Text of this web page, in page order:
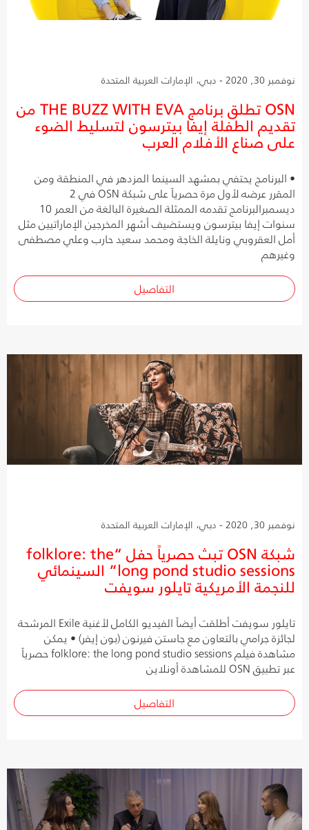
نوفمبر 30, 2020 - دبي، الإمارات العربية المتحدة
OSN تطلق برنامج THE BUZZ WITH EVA من
تقديم الطفلة إيفا بيترسون لتسليط الضوء
على صناع الأفلام العرب
• البرنامج يحتفي بمشهد السينما المزدهر في المنطقة ومن
المقرر عرضه لأول مرة حصرياً على شبكة OSN في 2
ديسمبرالبرنامج تقدمه الممثلة الصغيرة البالغة من العمر 10
سنوات إيفا بيترسون ويستضيف أشهر المخرجين الإماراتيين مثل
أمل العقروبي ونايلة الخاجة ومحمد سعيد حارب وعلي مصطفى
وغيرهم
التفاصيل
نوفمبر 30, 2020 - دبي، الإمارات العربية المتحدة
شبكة OSN تبث حصرياً حفل “folklore: the
long pond studio sessions” السينمائي
للنجمة الأمريكية تايلور سويفت
تايلور سويفت أطلقت أيضاً الفيديو الكامل لأغنية Exile المرشحة
لجائزة جرامي بالتعاون مع جاستن فيرنون (بون إيفر) • يمكن
مشاهدة فيلم folklore: the long pond studio sessions حصرياً
عبر تطبيق OSN للمشاهدة أونلاين
التفاصيل